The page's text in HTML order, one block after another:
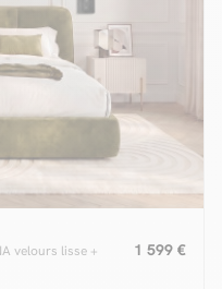
velours lisse +
1 599 €